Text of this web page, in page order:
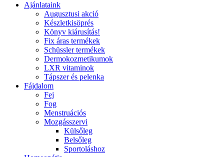
Ajánlataink
Augusztusi akció
Készletkisöprés
Könyv kiárusítás!
Fix áras termékek
Schüssler termékek
Dermokozmetikumok
LXR vitaminok
Tápszer és pelenka
Fájdalom
Fej
Fog
Menstruációs
Mozgásszervi
Külsőleg
Belsőleg
Sportoláshoz